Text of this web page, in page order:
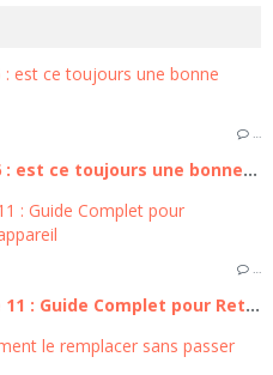
…
Acheter un iPhone 12 en 2026 : est ce toujours une bonne affaire ?
…
Remplacer la batterie iPhone 11 : Guide Complet pour Retrouver l'autonomie de votre appareil